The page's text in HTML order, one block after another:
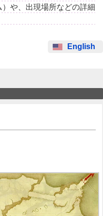
や、出現場所などの詳細
English